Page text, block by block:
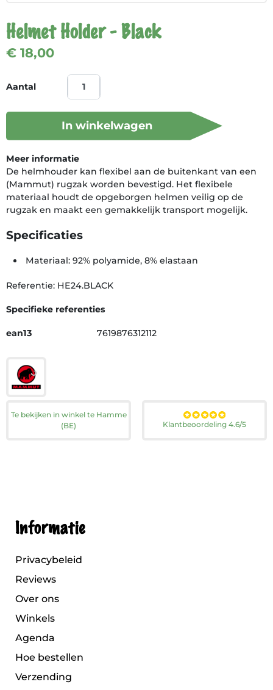
Helmet Holder - Black
€ 18,00
Aantal
In winkelwagen
Meer informatie
De helmhouder kan flexibel aan de buitenkant van een
(Mammut) rugzak worden bevestigd. Het flexibele
materiaal houdt de opgeborgen helmen veilig op de
rugzak en maakt een gemakkelijk transport mogelijk.
Specificaties
Materiaal: 92% polyamide, 8% elastaan
Referentie: HE24.BLACK
Specifieke referenties
ean13 7619876312112
Te bekijken in winkel te Hamme
(BE)
Klantbeoordeling 4.6/5
Informatie
Privacybeleid
Reviews
Over ons
Winkels
Agenda
Hoe bestellen
Verzending